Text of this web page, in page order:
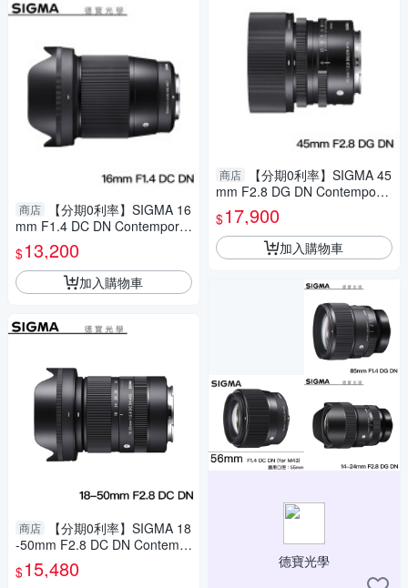
商店
【分期0利率】SIGMA 16
mm F1.4 DC DN Contemporar
y for Canon EF-M 恆伸公司貨
免運 德寶光學 雲海季
$13,200
加入購物車
商店
【分期0利率】SIGMA 18
-50mm F2.8 DC DN Contemp
orary For E/RF mount 恆伸公
司貨 德寶光學 風景 人像
$15,480
商店
【分期0利率】SIGMA 45
mm F2.8 DG DN Contemporar
y for SONY E-mount 鏡頭推薦
恆伸公司貨 德寶光學
$17,900
加入購物車
德寶光學